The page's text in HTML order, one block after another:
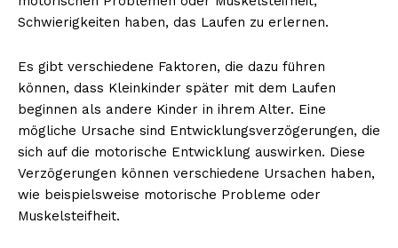
Inhalte
Schwierigkeiten haben, das Laufen zu erlernen.
Es gibt verschiedene Faktoren, die dazu führen
können, dass Kleinkinder später mit dem Laufen
beginnen als andere Kinder in ihrem Alter. Eine
mögliche Ursache sind Entwicklungsverzögerungen, die
sich auf die motorische Entwicklung auswirken. Diese
Verzögerungen können verschiedene Ursachen haben,
wie beispielsweise motorische Probleme oder
Muskelsteifheit.